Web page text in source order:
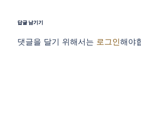
답글 남기기
댓글을 달기 위해서는 로그인해야